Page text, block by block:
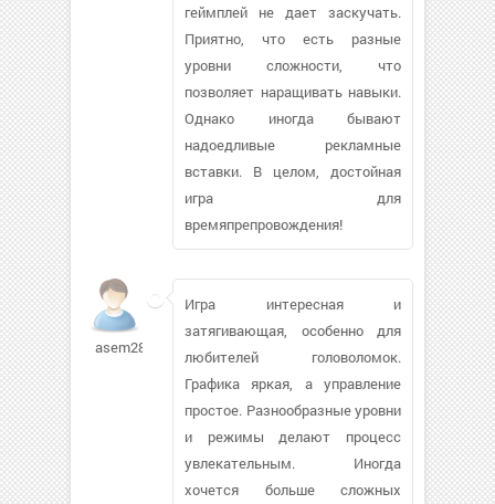
геймплей не дает заскучать.
Приятно, что есть разные
уровни сложности, что
позволяет наращивать навыки.
Однако иногда бывают
надоедливые рекламные
вставки. В целом, достойная
игра для
времяпрепровождения!
asem28
Игра интересная и
затягивающая, особенно для
любителей головоломок.
Графика яркая, а управление
простое. Разнообразные уровни
и режимы делают процесс
увлекательным. Иногда
хочется больше сложных